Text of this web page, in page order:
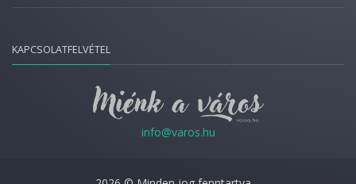
KAPCSOLATFELVÉTEL
info@varos.hu